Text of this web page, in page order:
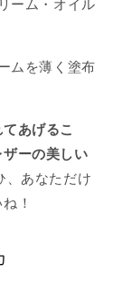
ーム・オイル
ムを薄く塗布
あげるこ
ーの美しい
、あなただけ
！